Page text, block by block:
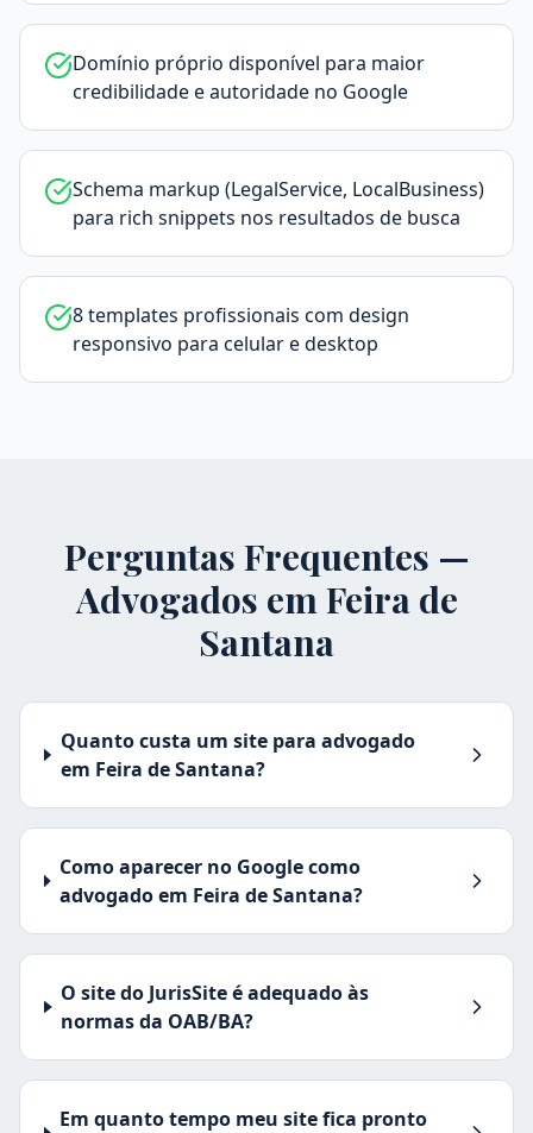
Domínio próprio disponível para maior
credibilidade e autoridade no Google
Schema markup (LegalService, LocalBusiness)
para rich snippets nos resultados de busca
8 templates profissionais com design
responsivo para celular e desktop
Perguntas Frequentes —
Advogados emFeira de
Santana
Quanto custa um site para advogado
em Feira de Santana?
Como aparecer no Google como
advogado em Feira de Santana?
O site do JurisSite é adequado às
normas da OAB/BA?
Em quanto tempo meu site fica pronto